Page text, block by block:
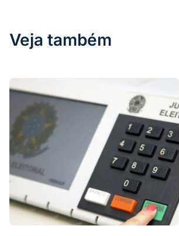
plataforma para
de investimento
no Brasil
IA
Em breve
BroadFast
Veja também